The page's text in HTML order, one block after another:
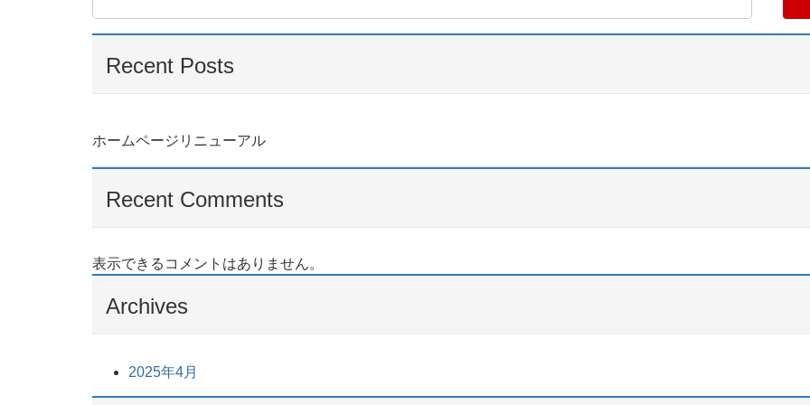
Recent Posts
ホームページリニューアル
Recent Comments
表示できるコメントはありません。
Archives
2025年4月